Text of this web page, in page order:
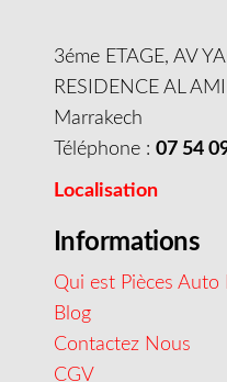
3éme ETAGE, AV
RESIDENCE AL
Marrakech
Téléphone : 07 54
Localisation
Informations
Qui est Pièces Auto
Blog
Contactez Nous
CGV